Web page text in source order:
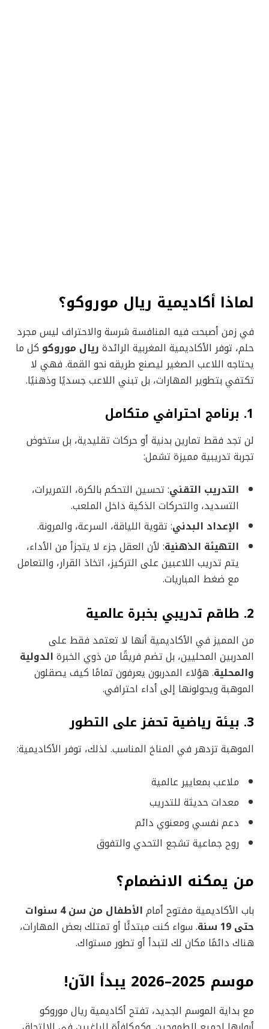
لماذا أكاديمية ريال موروكو؟
في زمن أصبحت فيه المنافسة شرسة والاحتراف ليس مجرد
حلم، توفر الأكاديمية المغربية الرائدة ريال موروكو كل ما
يحتاجه اللاعب الصغير ليصنع طريقه نحو القمة. فهي لا
تكتفي بتطوير المهارات، بل تبني اللاعب جسديًا وذهنيًا.
1. برنامج احترافي متكامل
لن تجد فقط تمارين بدنية أو حركات تقليدية، بل ستخوض
تجربة تدريبية مميزة تشمل:
التدريب التقني: تحسين التحكم بالكرة، التمريرات،
التسديد، والتحركات الذكية داخل الملعب.
الإعداد البدني: تقوية اللياقة، السرعة، والمرونة.
التهيئة الذهنية: لأن العقل جزء لا يتجزأ من الأداء،
يتم تدريب اللاعبين على التركيز، اتخاذ القرار، والتعامل
مع ضغط المباريات.
2. طاقم تدريبي بخبرة عالمية
من المميز في الأكاديمية أنها لا تعتمد فقط على
المدربين المحليين، بل تضم فريقًا من ذوي الخبرة الدولية
والمحلية. هؤلاء المدربون يعرفون تمامًا كيف يصقلون
الموهبة ويحولونها إلى أداء احترافي.
3. بيئة رياضية تحفز على التطور
الموهبة تزدهر في المناخ المناسب. لذلك، توفر الأكاديمية:
ملاعب بمعايير عالمية
معدات حديثة للتدريب
دعم نفسي ومعنوي دائم
روح جماعية تشجع التحدي والتفوق
من يمكنه الانضمام؟
باب الأكاديمية مفتوح أمام
الأطفال من سن 4 سنوات
حتى 19 سنة
. سواء كنت مبتدئًا أو تمتلك بعض المهارات،
هناك دائمًا مكان لك لتبدأ أو تطور مستواك.
موسم 2025–2026 يبدأ الآن!
مع بداية الموسم الجديد، تفتح أكاديمية ريال موروكو